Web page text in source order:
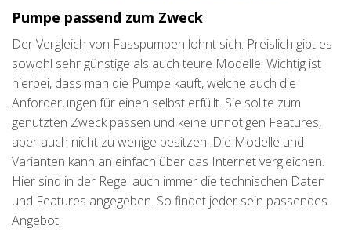
Pumpe passend zum Zweck
Der Vergleich von Fasspumpen lohnt sich. Preislich gibt es
sowohl sehr günstige als auch teure Modelle. Wichtig ist
hierbei, dass man die Pumpe kauft, welche auch die
Anforderungen für einen selbst erfüllt. Sie sollte zum
genutzten Zweck passen und keine unnötigen Features,
aber auch nicht zu wenige besitzen. Die Modelle und
Varianten kann an einfach über das Internet vergleichen.
Hier sind in der Regel auch immer die technischen Daten
und Features angegeben. So findet jeder sein passendes
Angebot.